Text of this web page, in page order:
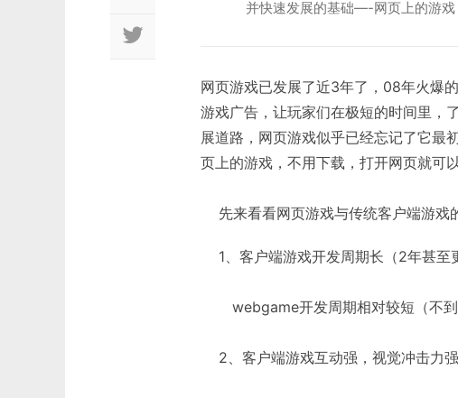
并快速发展的基础—-网页上的游戏
网页游戏已发展了近3年了，08年火爆
游戏广告，让玩家们在极短的时间里，
展道路，网页游戏似乎已经忘记了它
页上的游戏，不用下载，打开网页就可以
先来看看网页游戏与传统客户端游戏
1、客户端游戏开发周期长（2年甚至
webgame开发周期相对较短（不到
2、客户端游戏互动强，视觉冲击力